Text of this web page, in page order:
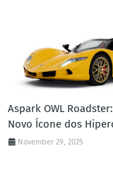
Aspark OWL
Novo Ícone dos
November 29, 2025